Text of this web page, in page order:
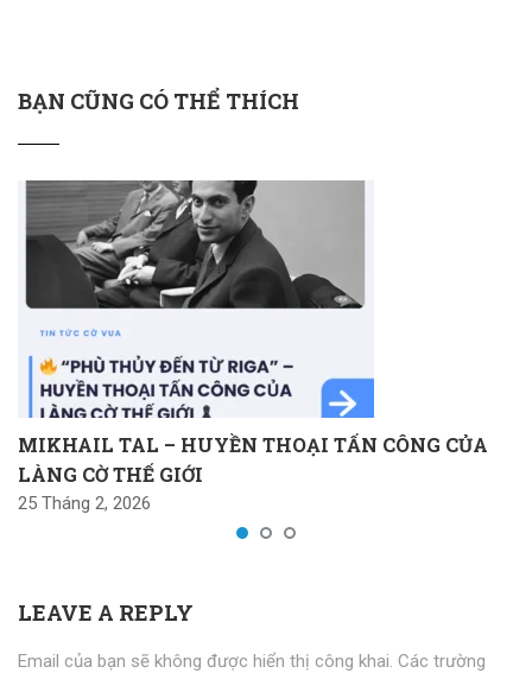
BẠN CŨNG CÓ THỂ THÍCH
MIKHAIL TAL – HUYỀN THOẠI TẤN CÔNG CỦA
LÀNG CỜ THẾ GIỚI
25 Tháng 2, 2026
LEAVE A REPLY
Email của bạn sẽ không được hiển thị công khai. Các trường